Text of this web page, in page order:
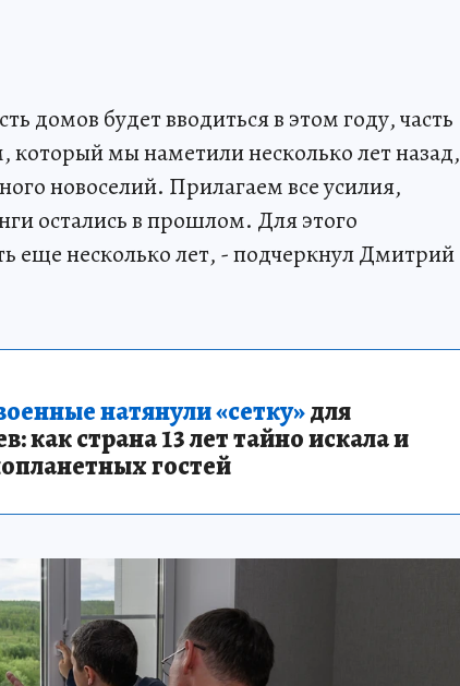
домов будет вводиться в этом году, часть
мы наметили несколько лет назад,
новоселий. Прилагаем все усилия,
остались в прошлом. Для этого
еще несколько лет, - подчеркнул Дмитрий
натянули «сетку»для
как страна 13 лет тайно искала и
гостей